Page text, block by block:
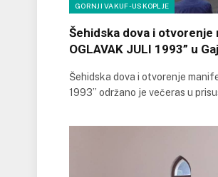
GORNJI VAKUF-USKOPLJE
Šehidska dova i otvorenje
OGLAVAK JULI 1993” u
Šehidska dova i otvorenje
1993” održano je večeras u